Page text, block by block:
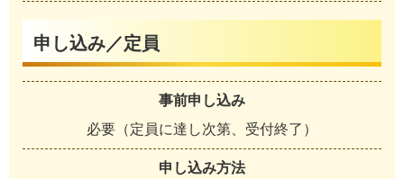
申し込み／定員
事前申し込み
必要（定員に達し次第、受付終了）
申し込み方法